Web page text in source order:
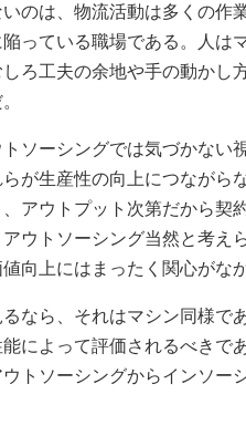
のは、物流活動は多くの作
っている職場である。人は
ろ工夫の余地や手の動かし
ソーシングでは気づかない
が生産性の向上につながら
アウトプット次第だから契
ウトソーシング当然と考え
向上にはまったく関心がな
なら、それはマシン同様で
によって評価されるべきで
トソーシングからインソー